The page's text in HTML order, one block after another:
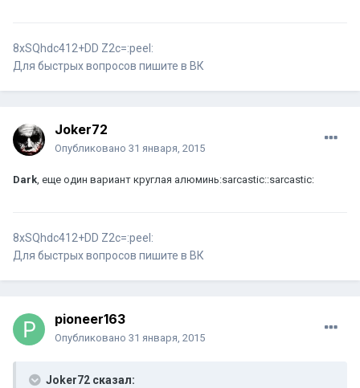
8хSQhdc412+DD Z2c=:peel:
Для быстрых вопросов пишите в ВК
Joker72
Опубликовано 31 января, 2015
Dark, еще один вариант круглая алюминь:sarcastic::sarcastic:
8хSQhdc412+DD Z2c=:peel:
Для быстрых вопросов пишите в ВК
pioneer163
Опубликовано 31 января, 2015
Joker72 сказал: